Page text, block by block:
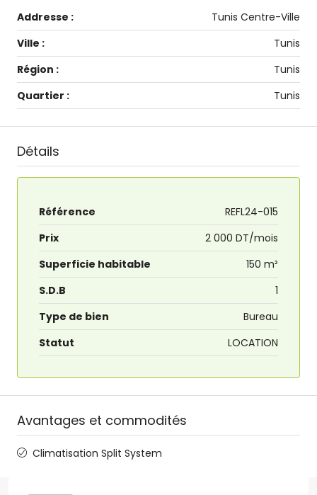
Addresse :
Tunis Centre-Ville
Ville :
Tunis
Région :
Tunis
Quartier :
Tunis
Détails
Référence
REFL24-015
Prix
2 000 DT/mois
Superficie habitable
150 m²
S.D.B
1
Type de bien
Bureau
Statut
LOCATION
Avantages et commodités
Climatisation Split System